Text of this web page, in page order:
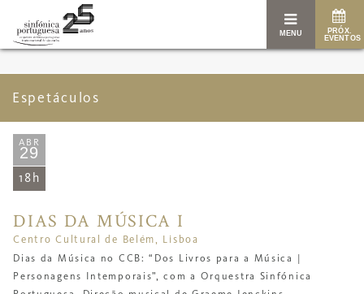
MENU
PRÓX.
EVENTOS
Espetáculos
ABR
29
18h
DIAS DA MÚSICA I
Centro Cultural de Belém, Lisboa
Dias da Música no CCB: “Dos Livros para a Música |
Personagens Intemporais”,com a Orquestra Sinfónica